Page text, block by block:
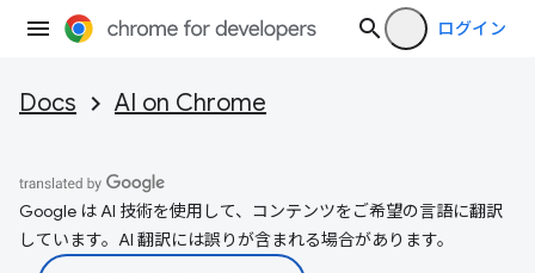
ログイン
Docs AI on Chrome
Google は AI 技術を使用して、コンテンツをご希望の言語に翻訳
しています。AI 翻訳には誤りが含まれる場合があります。